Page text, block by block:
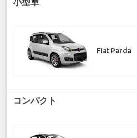
Fiat Panda
コンパクト